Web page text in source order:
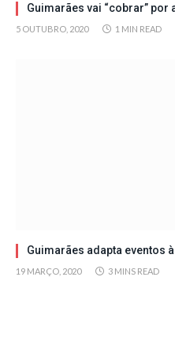
Guimarães vai “cobrar” por
5 OUTUBRO, 2020 1 MIN READ
Guimarães adapta eventos
19 MARÇO, 2020 3 MINS READ